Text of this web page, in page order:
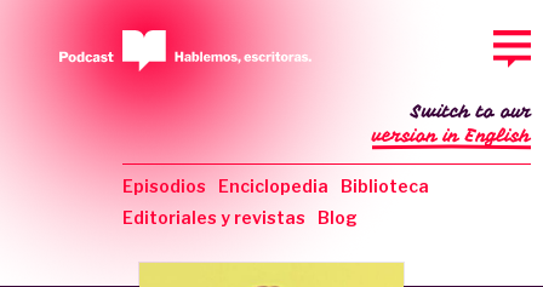
Episodios Enciclopedia
Biblioteca
Editoriales y revistas
Blog
Switch to our
version in English